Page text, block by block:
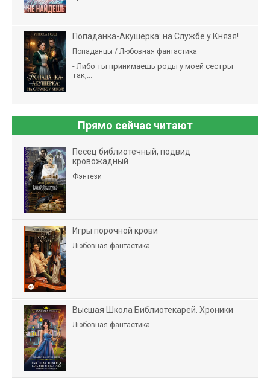
Попаданка-Акушерка: на Службе у Князя!
Попаданцы / Любовная фантастика
- Либо ты принимаешь роды у моей сестры
так,...
Прямо сейчас читают
Песец библиотечный, подвид
кровожадный
Фэнтези
Игры порочной крови
Любовная фантастика
Высшая Школа Библиотекарей. Хроники
Любовная фантастика